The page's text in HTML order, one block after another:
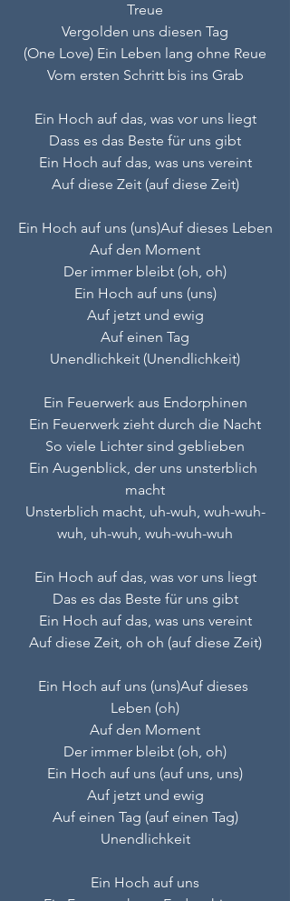
Treue
Vergolden uns diesen Tag
(One Love) Ein Leben lang ohne Reue
Vom ersten Schritt bis ins Grab
Ein Hoch auf das, was vor uns liegt
Dass es das Beste für uns gibt
Ein Hoch auf das, was uns vereint
Auf diese Zeit (auf diese Zeit)
Ein Hoch auf uns (uns)Auf dieses Leben
Auf den Moment
Der immer bleibt (oh, oh)
Ein Hoch auf uns (uns)
Auf jetzt und ewig
Auf einen Tag
Unendlichkeit (Unendlichkeit)
Ein Feuerwerk aus Endorphinen
Ein Feuerwerk zieht durch die Nacht
So viele Lichter sind geblieben
Ein Augenblick, der uns unsterblich
macht
Unsterblich macht, uh-wuh, wuh-wuh-
wuh, uh-wuh, wuh-wuh-wuh
Ein Hoch auf das, was vor uns liegt
Das es das Beste für uns gibt
Ein Hoch auf das, was uns vereint
Auf diese Zeit, oh oh (auf diese Zeit)
Ein Hoch auf uns (uns)Auf dieses
Leben (oh)
Auf den Moment
Der immer bleibt (oh, oh)
Ein Hoch auf uns (auf uns, uns)
Auf jetzt und ewig
Auf einen Tag (auf einen Tag)
Unendlichkeit
Ein Hoch auf uns